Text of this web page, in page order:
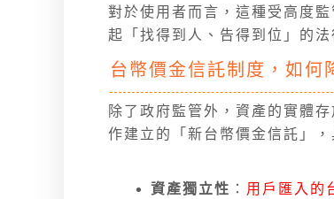
對於使用者而言，這種受高度
起「找得到人、告得到位」的法
台幣價金信託制度，如何
除了政府監管外，資產的實體
作建立的「新台幣價金信託」，
資產獨立性 ： 用戶匯入的